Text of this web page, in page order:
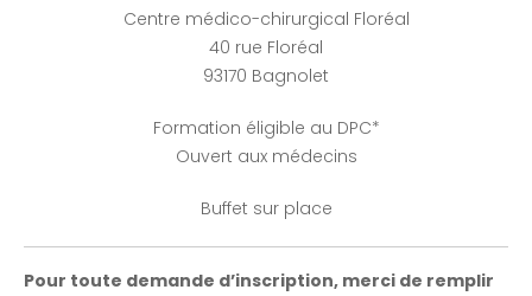
Centre médico-chirurgical Floréal
40 rue Floréal
93170 Bagnolet
Formation éligible au DPC*
Ouvert aux médecins
Buffet sur place
Pour toute demande d’inscription, merci de remplir